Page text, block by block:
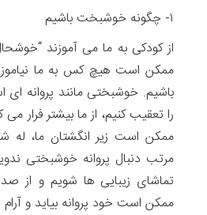
۱- چگونه خوشبخت باشیم
از کودکی به ما می آموزند
ممکن است هیچ کس به ما
باشیم. خوشبختی مانند پروانه
را تعقیب کنیم، از ما بیشتر فرار
ممکن است زیر انگشتان ما، له
مرتب دنبال پروانه خوشبختی
تماشای زیبایی ها شویم و از
ممکن است خود پروانه بیاید و